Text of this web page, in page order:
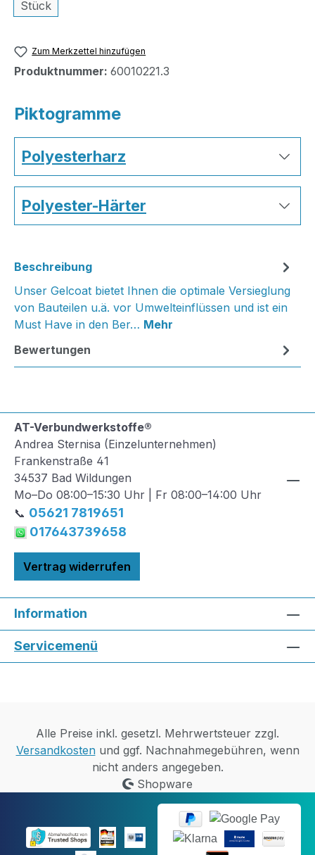
Stück
Zum Merkzettel hinzufügen
Produktnummer: 60010221.3
Piktogramme
Polyesterharz
Polyester-Härter
Beschreibung
Unser Gelcoat bietet Ihnen die optimale Versieglung
von Bauteilen u.ä. vor Umwelteinflüssen und ist ein
Must Have in den Ber… Mehr
Bewertungen
AT-Verbundwerkstoffe®
Andrea Sternisa (Einzelunternehmen)
Frankenstraße 41
34537 Bad Wildungen
Mo–Do 08:00–15:30 Uhr | Fr 08:00–14:00 Uhr
📞 05621 7819651
017643739658
Vertrag widerrufen
Information
Servicemenü
Alle Preise inkl. gesetzl. Mehrwertsteuer zzgl.
Versandkostenund ggf. Nachnahmegebühren, wenn
nicht anders angegeben.
Shopware